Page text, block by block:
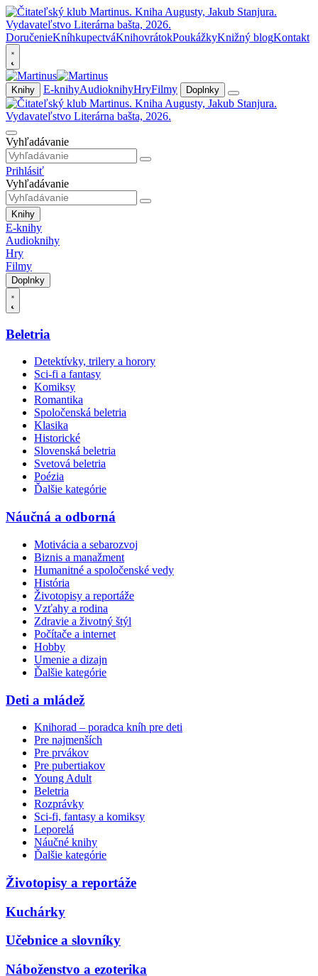
DoručenieKníhkupectváKnihovrátokPoukážkyKnižný blogKontakt
Knihy E-knihyAudioknihyHryFilmy Doplnky
Vyhľadávanie
Prihlásiť
Vyhľadávanie
Knihy
E-knihy
Audioknihy
Hry
Filmy
Doplnky
Beletria
Detektívky, trilery a horory
Sci-fi a fantasy
Komiksy
Romantika
Spoločenská beletria
Klasika
Historické
Slovenská beletria
Svetová beletria
Poézia
Ďalšie kategórie
Náučná a odborná
Motivácia a sebarozvoj
Biznis a manažment
Humanitné a spoločenské vedy
História
Životopisy a reportáže
Vzťahy a rodina
Zdravie a životný štýl
Počítače a internet
Hobby
Umenie a dizajn
Ďalšie kategórie
Deti a mládež
Knihorad – poradca kníh pre deti
Pre najmenších
Pre prvákov
Pre pubertiakov
Young Adult
Beletria
Rozprávky
Sci-fi, fantasy a komiksy
Leporelá
Náučné knihy
Ďalšie kategórie
Životopisy a reportáže
Kuchárky
Učebnice a slovníky
Náboženstvo a ezoterika